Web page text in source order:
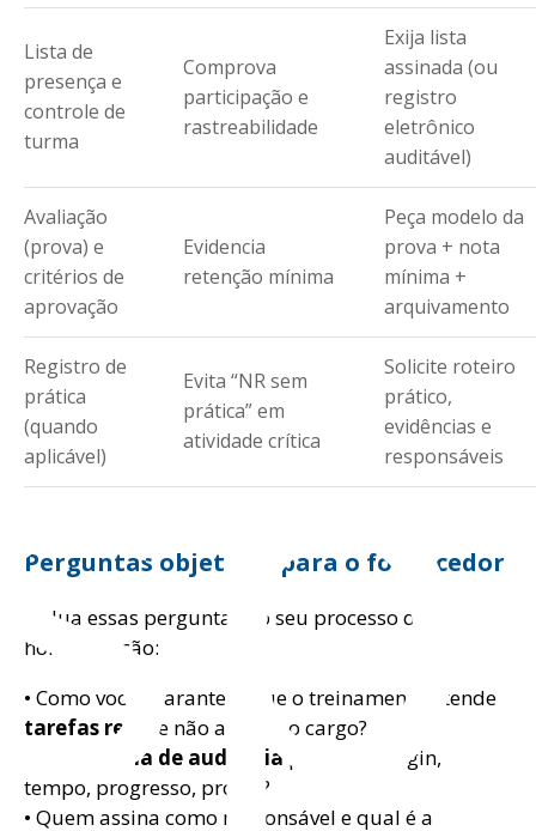
Lista de
presença e
controle de
turma
Comprova
participação e
rastreabilidade
Exija lista
assinada (ou
registro
eletrônico
auditável)
Avaliação
(prova) e
critérios de
aprovação
Evidencia
retenção mínima
Peça modelo da
prova + nota
mínima +
arquivamento
Registro de
prática
(quando
aplicável)
Evita “NR sem
prática” em
atividade crítica
Solicite roteiro
prático,
evidências e
responsáveis
Perguntas objetivas para o fornecedor
Inclua essas perguntas no seu processo de
homologação:
• Como vocês garantem que o treinamento atende
tarefas reais
e não apenas o cargo?
trilha de auditoria para EAD (login,
tempo, progresso, prova)?
• Quem assina como responsável e qual é a